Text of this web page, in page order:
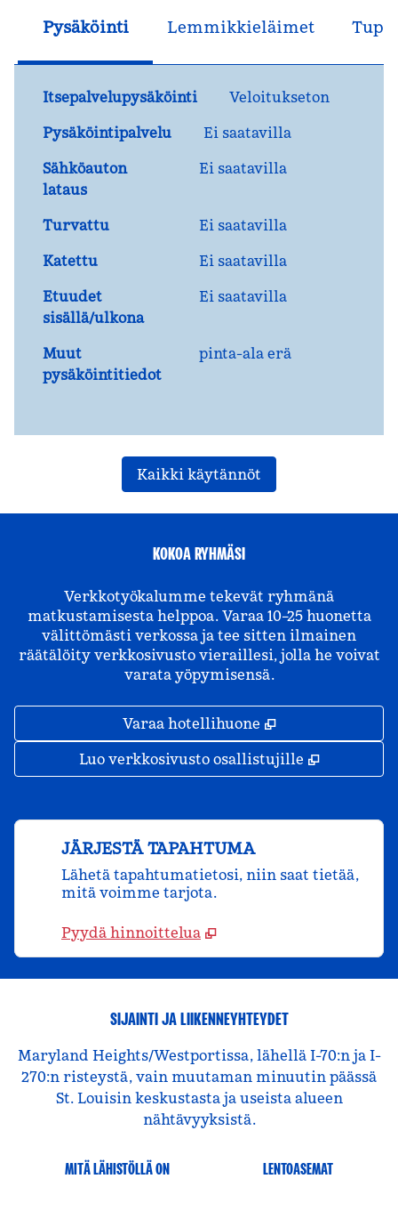
Pysäköinti Lemmikkieläimet
Itsepalvelupysäköinti
Veloitukseton
Pysäköintipalvelu
Ei saatavilla
Sähköauton
lataus
Ei saatavilla
Turvattu
Ei saatavilla
Katettu
Ei saatavilla
Etuudet
sisällä/ulkona
Ei saatavilla
Muut
pysäköintitiedot
pinta-ala erä
Kaikki käytännöt
KOKOA RYHMÄSI
Verkkotyökalumme tekevät ryhmänä
matkustamisesta helppoa. Varaa 10–25 huonetta
välittömästi verkossa ja tee sitten ilmainen
räätälöity verkkosivusto vieraillesi, jolla he voivat
varata yöpymisensä.
Varaa hotellihuone ,
Luo verkkosivusto osallistujille ,
JÄRJESTÄ TAPAHTUMA
Lähetä tapahtumatietosi, niin saat tietää,
mitä voimme tarjota.
Pyydä hinnoittelua
SIJAINTI JA LIIKENNEYHTEYDET
Maryland Heights/Westportissa, lähellä I-70:n ja I-
270:n risteystä, vain muutaman minuutin päässä
St. Louisin keskustasta ja useista alueen
nähtävyyksistä.
MITÄ LÄHISTÖLLÄ ON LENTOASEMAT